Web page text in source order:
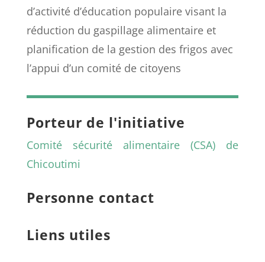
d’activité d’éducation populaire visant la
réduction du gaspillage alimentaire et
planification de la gestion des frigos avec
l’appui d’un comité de citoyens
Porteur de l'initiative
Comité sécurité alimentaire (CSA) de
Chicoutimi
Personne contact
Liens utiles